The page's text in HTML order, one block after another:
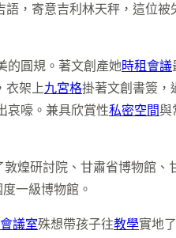
，寄意吉利林天秤，這位
的圓規。著文創產她時租會議
衣架上九宮格掛著文創書簽
哀嚎。兼具欣賞性私密空間與
煌研討院、甘肅省博物館
一級博物館。
議室殊想帶孩子往教學實地